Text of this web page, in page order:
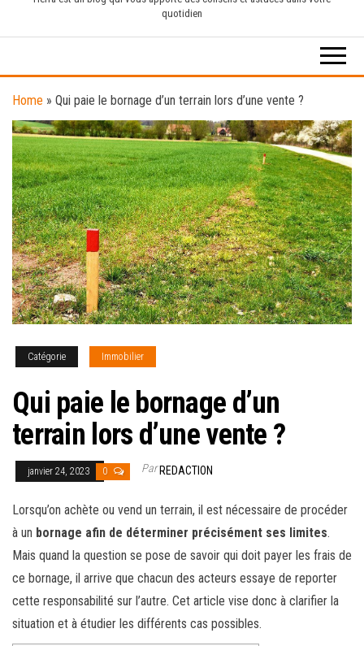
quotidien
Home » Qui paie le bornage d’un terrain lors d’une vente ?
Catégorie Immobilier
Qui paie le bornage d’un
terrain lors d’une vente ?
janvier 24, 2023 0 ParREDACTION
Lorsqu’on achète ou vend un terrain, il est nécessaire de procéder
à un bornage afin de déterminer précisément ses limites.
Mais quand la question se pose de savoir qui doit payer les frais de
ce bornage, il arrive que chacun des acteurs essaye de reporter
cette responsabilité sur l’autre. Cet article vise donc à clarifier la
situation et à étudier les différents cas possibles.